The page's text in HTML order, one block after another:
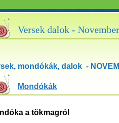
Versek dalok - November
mondókák, dalok -
Mondókák
a tökmagról